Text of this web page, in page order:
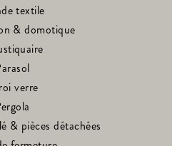
textile
& domotique
verre
& pièces détachées